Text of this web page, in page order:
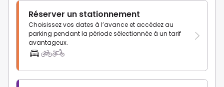
Réserver un stationnement
Choisissez vos dates à l’avance et accédez au
parking pendant la période sélectionnée à un tarif
avantageux.